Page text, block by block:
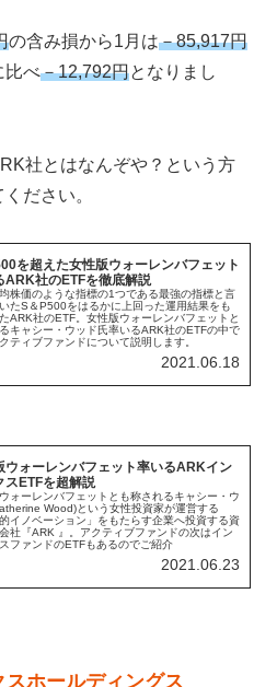
の含み損から1月は－85,917円
比べ－12,792円となりまし
社とはなんぞや？という方
ださい。
を超えた女性版ウォーレンバフェット
ARK社のETFを徹底解説
株価のような指標の1つである最強の指標と言
たS＆P500をはるかに上回った運用結果をも
ARK社のETF。女性版ウォーレンバフェットと
キャシー・ウッド氏率いるARK社のETFの中で
ティブファンドについて説明します。
2021.06.18
ウォーレンバフェット率いるARKイン
スETFを超解説
ォーレンバフェットとも称されるキャシー・ウ
Wood)という女性投資家が運営する
的イノベーション」をもたらす企業へ投資する資
社『ARK 』。アクティブファンドの次はイン
ファンドのETFもあるのでご紹介
2021.06.23
スホールディングス